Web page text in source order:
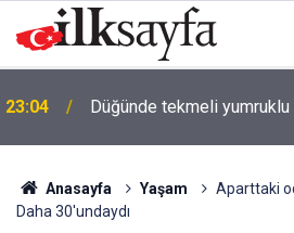
22:51
satmaya çalıştıkları öne
Anasayfa Yaşam
Aparttaki
Daha 30'undaydı